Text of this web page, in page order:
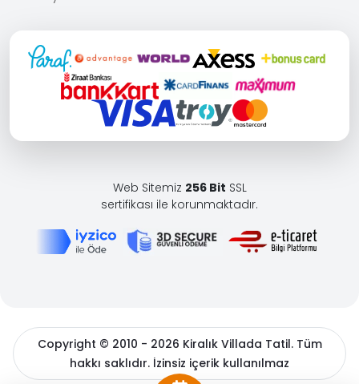
Web Sitemiz 256 Bit SSL
sertifikası ile korunmaktadır.
Copyright © 2010 - 2026 Kiralık Villada Tatil. Tüm
hakkı saklıdır. İzinsiz içerik kullanılmaz